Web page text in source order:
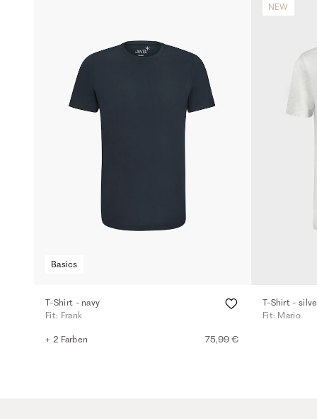
Basics
T-Shirt - navy
Fit: Frank
+ 2 Farben 75,99 €
NEW
T-Shirt -
Fit: Mario